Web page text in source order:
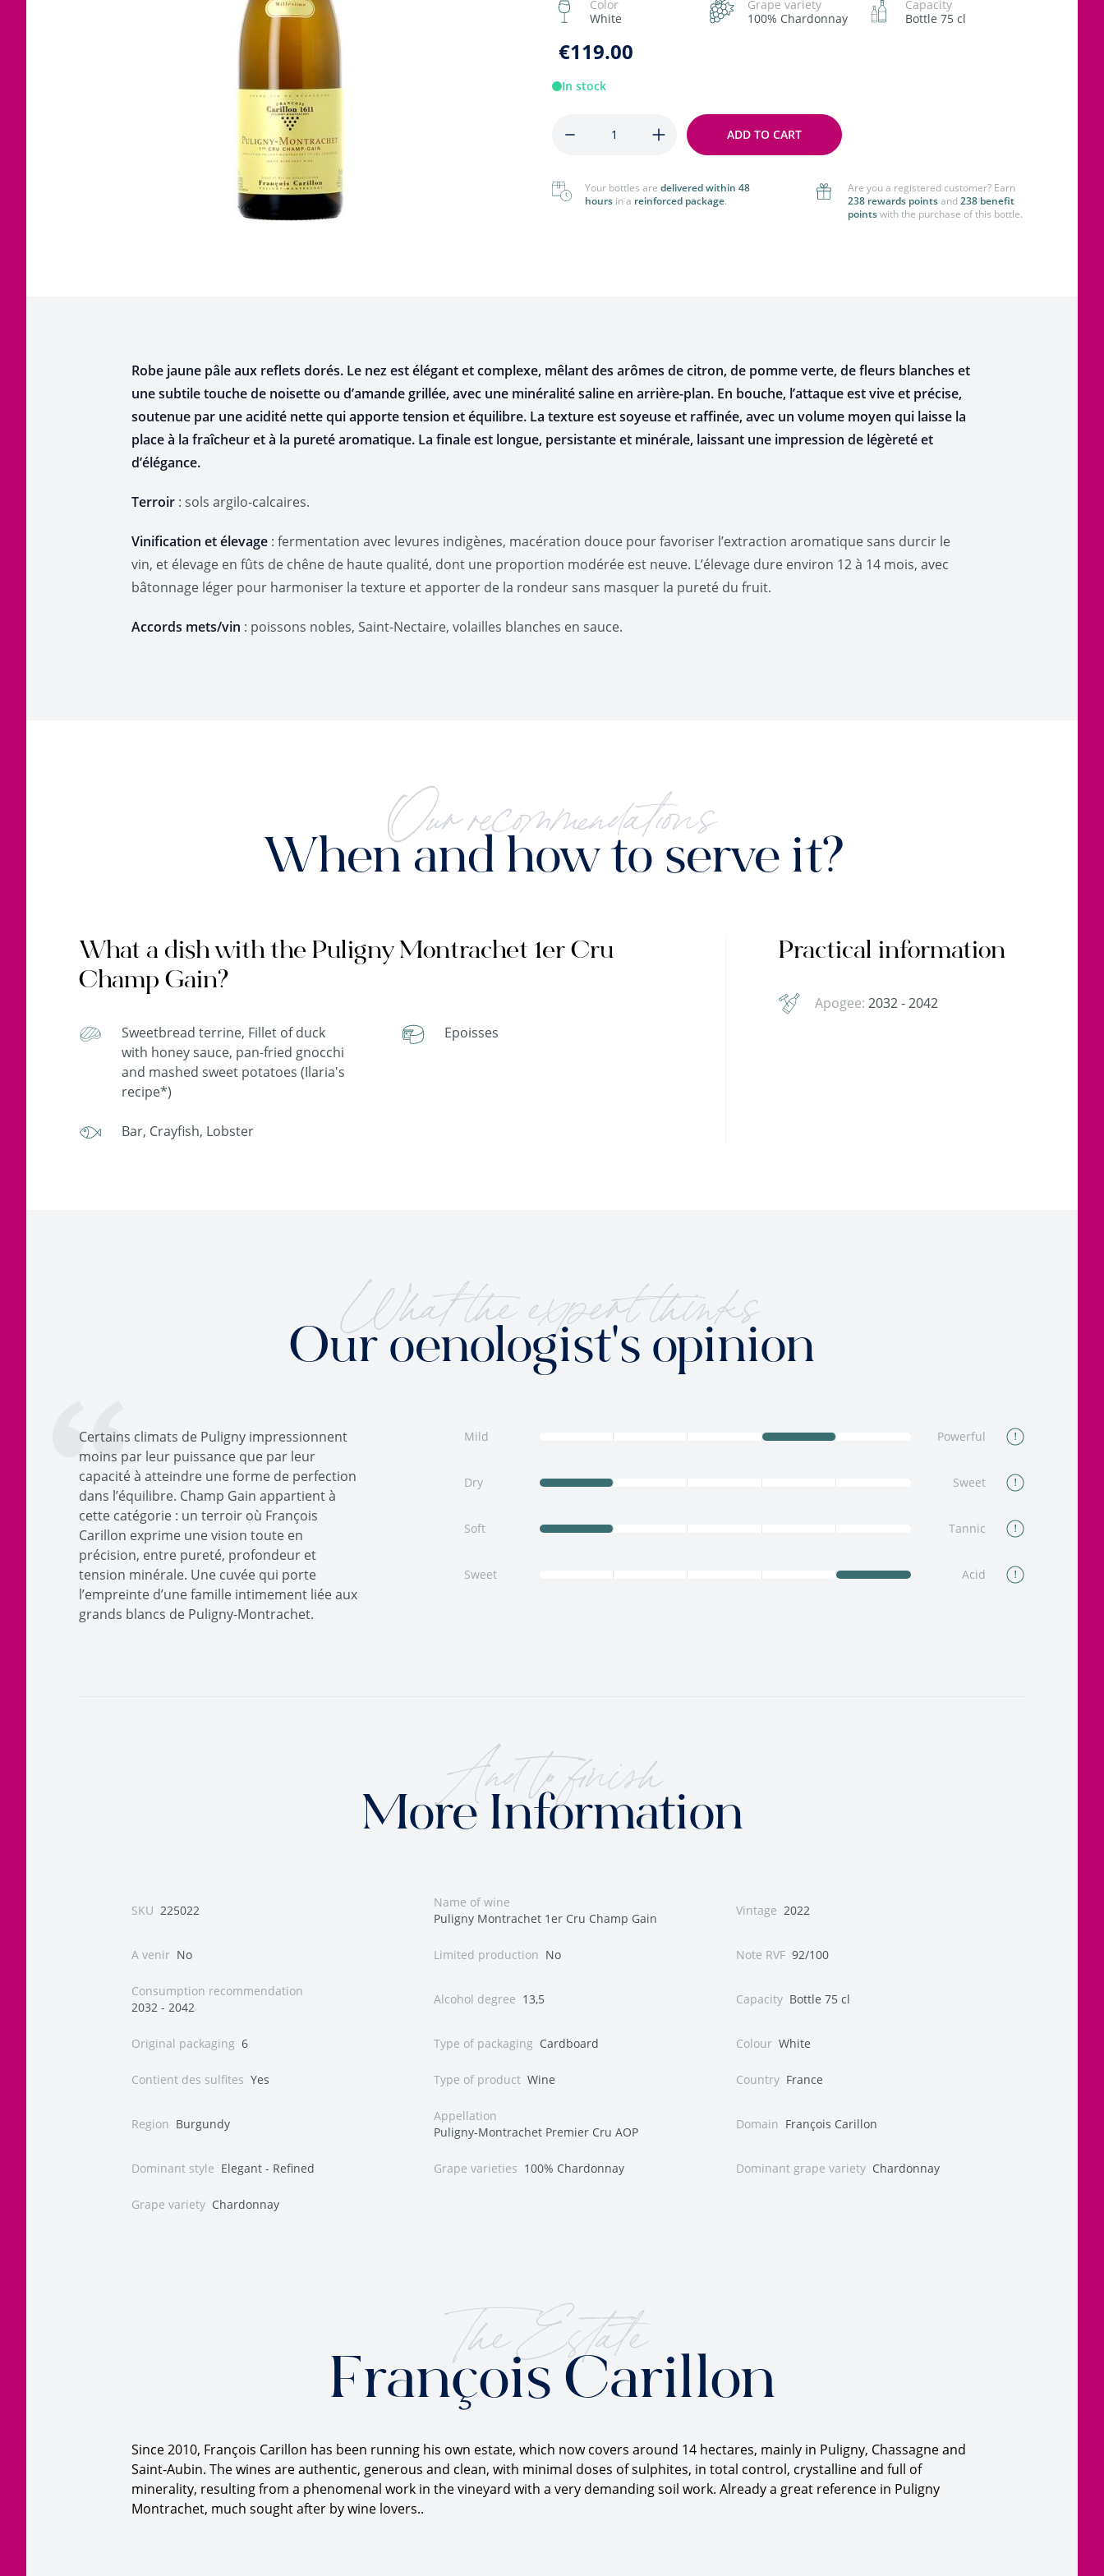
Corsica
Languedoc
Color
White
Grape variety
100% Chardonnay
Capacity
Bottle 75 cl
€119.00
In stock
ADD TO CART
Your bottles are delivered within 48
hours in a reinforced package.
Are you a registered customer? Earn
238 rewards pointsand238 benefit
pointswith the purchase of this bottle.
Robe jaune pâle aux reflets dorés. Le nez est élégant et complexe, mêlant des arômes de citron, de pomme verte, de fleurs blanches et
une subtile touche de noisette ou d’amande grillée, avec une minéralité saline en arrière-plan. En bouche, l’attaque est vive et précise,
soutenue par une acidité nette qui apporte tension et équilibre. La texture est soyeuse et raffinée, avec un volume moyen qui laisse la
place à la fraîcheur et à la pureté aromatique. La finale est longue, persistante et minérale, laissant une impression de légèreté et
d’élégance.
Terroir : sols argilo-calcaires.
Vinification et élevage : fermentation avec levures indigènes, macération douce pour favoriser l’extraction aromatique sans durcir le
vin, et élevage en fûts de chêne de haute qualité, dont une proportion modérée est neuve. L’élevage dure environ 12 à 14 mois, avec
bâtonnage léger pour harmoniser la texture et apporter de la rondeur sans masquer la pureté du fruit.
Accords mets/vin : poissons nobles, Saint-Nectaire, volailles blanches en sauce.
Our recommendations
When and how to serve it?
What a dish with the Puligny Montrachet 1er Cru
Champ Gain?
Sweetbread terrine, Fillet of duck
with honey sauce, pan-fried gnocchi
and mashed sweet potatoes (Ilaria's
recipe*)
Bar, Crayfish, Lobster
Epoisses
Practical information
Apogee: 2032 - 2042
What the expert thinks
Our oenologist's opinion
Certains climats de Puligny impressionnent
moins par leur puissance que par leur
capacité à atteindre une forme de perfection
dans l’équilibre. Champ Gain appartient à
cette catégorie : un terroir où François
Carillon exprime une vision toute en
précision, entre pureté, profondeur et
tension minérale. Une cuvée qui porte
l’empreinte d’une famille intimement liée aux
grands blancs de Puligny-Montrachet.
Mild Powerful
Dry Sweet
Soft Tannic
Sweet Acid
And to finish
More Information
SKU 225022
Name of wine
Puligny Montrachet 1er Cru Champ Gain
Vintage 2022
A venir No Limited production No Note RVF 92/100
Consumption recommendation
2032 - 2042
Alcohol degree 13,5 Capacity Bottle 75 cl
Original packaging 6 Type of packaging Cardboard Colour White
Contient des sulfites Yes Type of product Wine Country France
Region Burgundy
Appellation
Puligny-Montrachet Premier Cru AOP
Domain François Carillon
Dominant style Elegant - Refined Grape varieties 100% Chardonnay Dominant grape variety Chardonnay
Grape variety Chardonnay
The Estate
François Carillon
Since 2010, François Carillon has been running his own estate, which now covers around 14 hectares, mainly in Puligny, Chassagne and
Saint-Aubin. The wines are authentic, generous and clean, with minimal doses of sulphites, in total control, crystalline and full of
minerality, resulting from a phenomenal work in the vineyard with a very demanding soil work. Already a great reference in Puligny
Montrachet, much sought after by wine lovers..